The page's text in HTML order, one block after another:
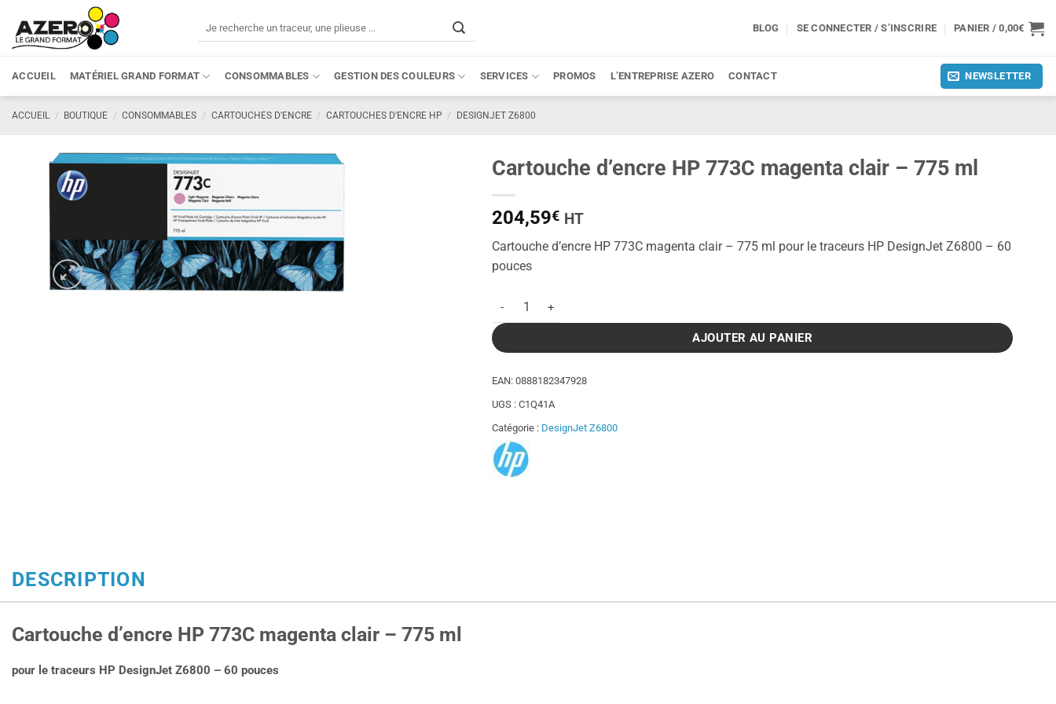
contenu
BLOG SE CONNECTER / S’INSCRIRE PANIER /0,00€
ACCUEIL MATÉRIEL GRAND FORMAT CONSOMMABLES GESTION DES COULEURS SERVICES PROMOS L’ENTREPRISE AZERO CONTACT NEWSLETTER
ACCUEIL / BOUTIQUE / CONSOMMABLES / CARTOUCHES D'ENCRE / CARTOUCHES D'ENCRE HP / DESIGNJET Z6800
Cartouche d’encre HP 773C magenta clair – 775 ml
204,59€ HT
Cartouche d’encre HP 773C magenta clair – 775 ml pour le traceurs HP DesignJet Z6800 – 60
pouces
quantité de Cartouche d'encre HP 773C magenta clair - 775 ml
AJOUTER AU PANIER
EAN:0888182347928
UGS :C1Q41A
Catégorie : DesignJet Z6800
DESCRIPTION
Cartouche d’encre HP 773C magenta clair – 775 ml
pour le traceurs HP DesignJet Z6800 – 60 pouces